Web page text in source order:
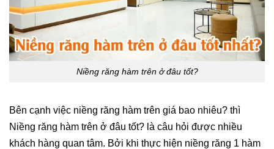
Niềng răng hàm trên ở đâu tốt?
Bên cạnh việc niềng răng hàm trên giá bao nhiêu? thì
Niềng răng hàm trên ở đâu tốt? là câu hỏi được nhiều
khách hàng quan tâm. Bởi khi thực hiện niềng răng 1 hàm